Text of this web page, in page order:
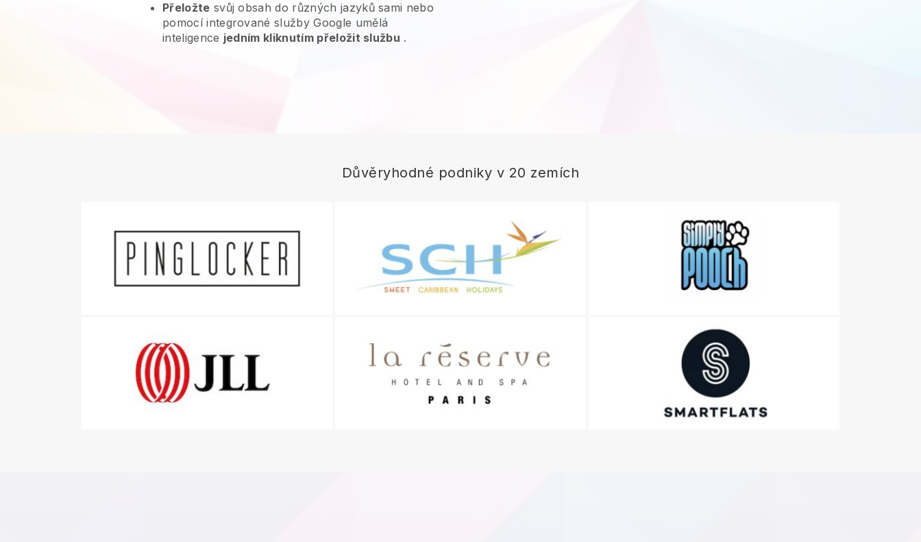
Přeložte svůj obsah do různých jazyků sami nebo
pomocí integrované služby Google umělá
inteligence jedním kliknutím přeložit službu .
Důvěryhodné podniky v 20 zemích